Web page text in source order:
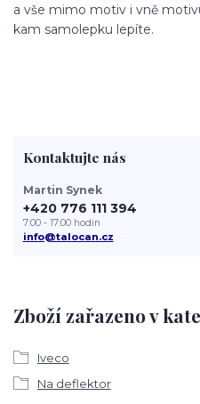
a vše mimo motiv i vně
kam samolepku lepíte.
Zboží zařazeno v
Iveco
Na deflektor
Kontaktujte nás
Martin Synek
+420 776 111 394
7:00 - 17:00 hodin
info@talocan.cz